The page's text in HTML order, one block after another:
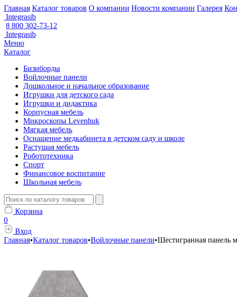
Главная Каталог товаров О компании Новости компании Галерея
Integrasib
8 800 302-73-12
Integrasib
Меню
Каталог
Бизиборды
Войлочные панели
Дошкольное и начальное образование
Игрушки для детского сада
Игрушки и дидактика
Корпусная мебель
Микроскопы Levenhuk
Мягкая мебель
Оснащение медкабинета в детском саду и школе
Растущая мебель
Робототехника
Спорт
Финансовое воспитание
Школьная мебель
Корзина
0
Вход
Главная•Каталог товаров•Войлочные панели•Шестигранная панель